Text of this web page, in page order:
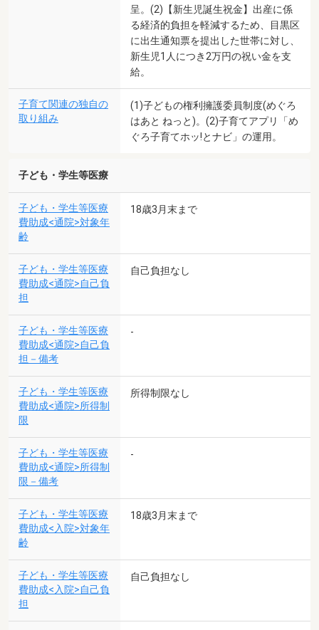
呈。(2)【新生児誕生祝金】出産に係
る経済的負担を軽減するため、目黒区
に出生通知票を提出した世帯に対し、
新生児1人につき2万円の祝い金を支
給。
子育て関連の独自の
取り組み
(1)子どもの権利擁護委員制度(めぐろ
はあと ねっと)。(2)子育てアプリ「め
ぐろ子育てホッ!とナビ」の運用。
子ども・学生等医療
子ども・学生等医療
費助成<通院>対象年
齢
18歳3月末まで
子ども・学生等医療
費助成<通院>自己負
担
自己負担なし
子ども・学生等医療
費助成<通院>自己負
担－備考
-
子ども・学生等医療
費助成<通院>所得制
限
所得制限なし
子ども・学生等医療
費助成<通院>所得制
限－備考
-
子ども・学生等医療
費助成<入院>対象年
齢
18歳3月末まで
子ども・学生等医療
費助成<入院>自己負
担
自己負担なし